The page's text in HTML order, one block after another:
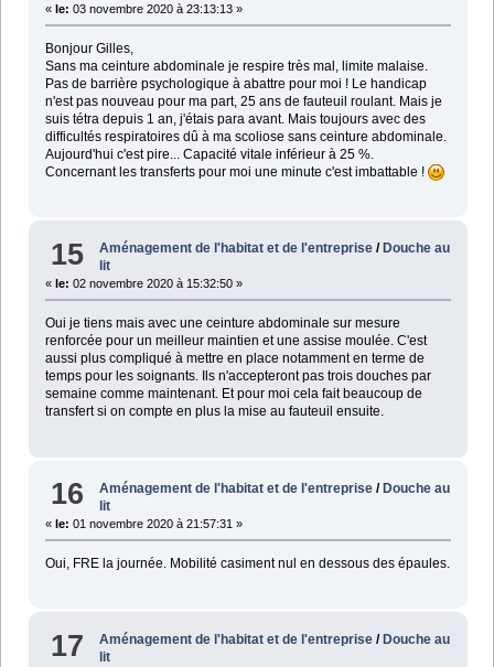
« le: 03 novembre 2020 à 23:13:13 »
Bonjour Gilles,
Sans ma ceinture abdominale je respire très mal, limite malaise.
Pas de barrière psychologique à abattre pour moi ! Le handicap
n'est pas nouveau pour ma part, 25 ans de fauteuil roulant. Mais je
suis tétra depuis 1 an, j'étais para avant. Mais toujours avec des
difficultés respiratoires dû à ma scoliose sans ceinture abdominale.
Aujourd'hui c'est pire... Capacité vitale inférieur à 25 %.
Concernant les transferts pour moi une minute c'est imbattable !
15 Aménagement de l'habitat et de l'entreprise / Douche au
lit
« le: 02 novembre 2020 à 15:32:50 »
Oui je tiens mais avec une ceinture abdominale sur mesure
renforcée pour un meilleur maintien et une assise moulée. C'est
aussi plus compliqué à mettre en place notamment en terme de
temps pour les soignants. Ils n'accepteront pas trois douches par
semaine comme maintenant. Et pour moi cela fait beaucoup de
transfert si on compte en plus la mise au fauteuil ensuite.
16 Aménagement de l'habitat et de l'entreprise / Douche au
lit
« le: 01 novembre 2020 à 21:57:31 »
Oui, FRE la journée. Mobilité casiment nul en dessous des épaules.
17 Aménagement de l'habitat et de l'entreprise / Douche au
lit